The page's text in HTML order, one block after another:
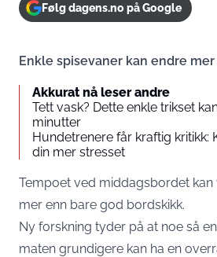
Følg dagens.no på Google
Enkle spisevaner kan endre
Akkurat nå leser andre
Tett vask? Dette enkle trikset
minutter
Hundetrenere får kraftig kritikk:
din mer stresset
Tempoet ved middagsbordet kan
mer enn bare god bordskikk.
Ny forskning tyder på at noe så
maten grundigere kan ha en